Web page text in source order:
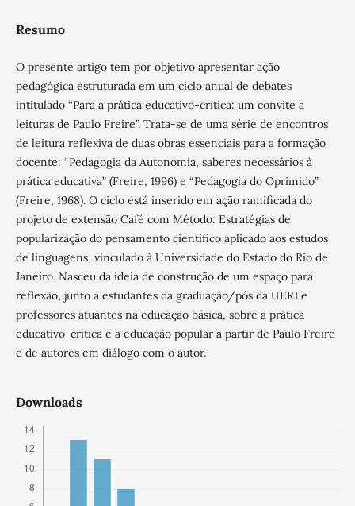
Resumo
O presente artigo tem por objetivo apresentar ação
pedagógica estruturada em um ciclo anual de debates
intitulado “Para a prática educativo-crítica: um convite a
leituras de Paulo Freire”. Trata-se de uma série de encontros
de leitura reflexiva de duas obras essenciais para a formação
docente: “Pedagogia da Autonomia, saberes necessários à
prática educativa” (Freire, 1996) e “Pedagogia do Oprimido”
(Freire, 1968). O ciclo está inserido em ação ramificada do
projeto de extensão Café com Método: Estratégias de
popularização do pensamento científico aplicado aos estudos
de linguagens, vinculado à Universidade do Estado do Rio de
Janeiro. Nasceu da ideia de construção de um espaço para
reflexão, junto a estudantes da graduação/pós da UERJ e
professores atuantes na educação básica, sobre a prática
educativo-crítica e a educação popular a partir de Paulo Freire
e de autores em diálogo com o autor.
Downloads